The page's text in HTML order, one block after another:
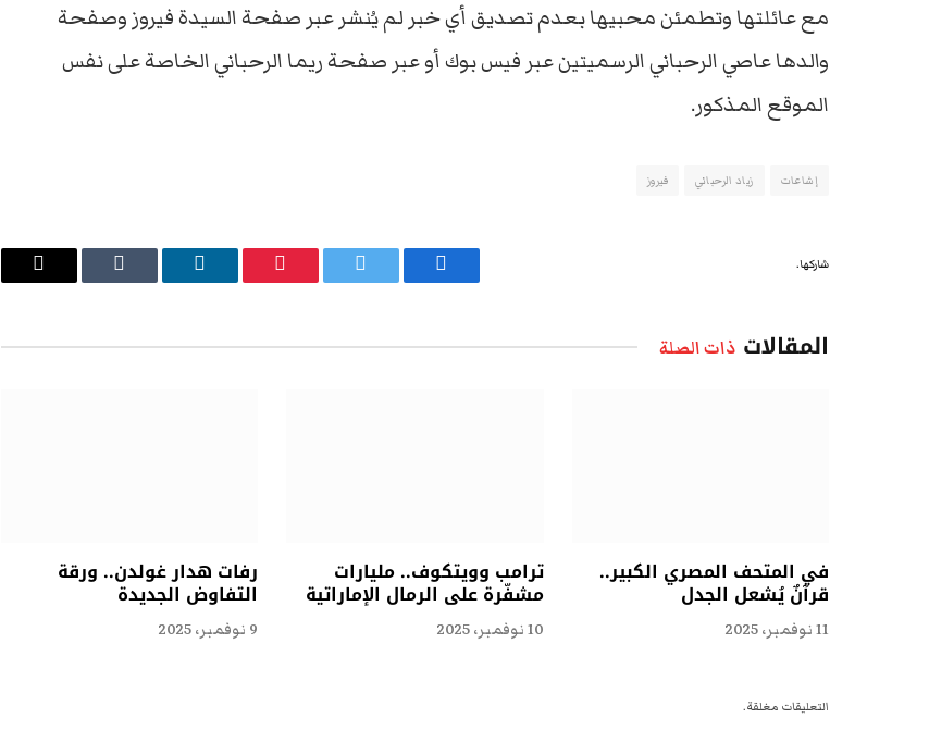
مع عائلتها وتطمئن محبيها بعدم تصديق أي خبر لم يُنشر عبر صفحة السيدة فيروز وصفحة
والدها عاصي الرحباني الرسميتين عبر فيس بوك أو عبر صفحة ريما الرحباني الخاصة على نفس
الموقع المذكور.
إشاعات زياد الرحباني فيروز
شاركها.
فيسبوك تويتر بينتيريست لينكدإن Tumblr
البريد
المقالات ذات الصلة
في المتحف المصري الكبير..
قرآنٌ يُشعل الجدل
11 نوفمبر، 2025
ترامب وويتكوف.. مليارات
مشفّرة على الرمال الإماراتية
10 نوفمبر، 2025
رفات هدار غولدن.. ورقة
التفاوض الجديدة
9 نوفمبر، 2025
التعليقات مغلقة.